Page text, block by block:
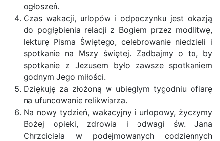
ogłoszeń.
Czas wakacji, urlopów i odpoczynku jest okazją
do pogłębienia relacji z Bogiem przez modlitwę,
lekturę Pisma Świętego, celebrowanie niedzieli i
spotkanie na Mszy świętej. Zadbajmy o to, by
spotkanie z Jezusem było zawsze spotkaniem
godnym Jego miłości.
Dziękuję za złożoną w ubiegłym tygodniu ofiarę
na ufundowanie relikwiarza.
Na nowy tydzień, wakacyjny i urlopowy, życzymy
Bożej opieki, zdrowia i odwagi św. Jana
Chrzciciela w podejmowanych codziennych